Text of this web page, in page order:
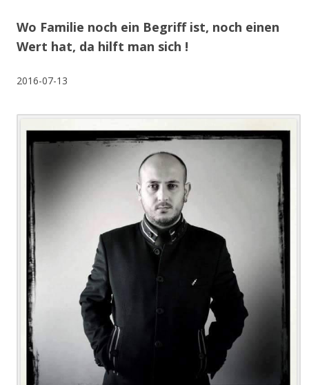
Wo Familie noch ein Begriff ist, noch einen
Wert hat, da hilft man sich !
2016-07-13